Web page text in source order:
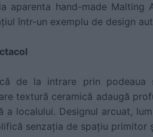
aparenta hand-made Malting
într-un exemplu de design
de la intrare prin
textură ceramică adaugă
a localului. Designul arcuat,
senzația de spațiu primitor